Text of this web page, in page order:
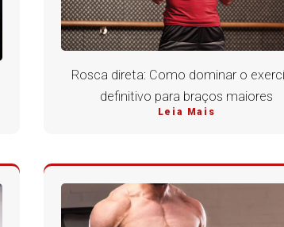
Rosca direta: Como dominar o
definitivo para braços maiores
Leia Mais